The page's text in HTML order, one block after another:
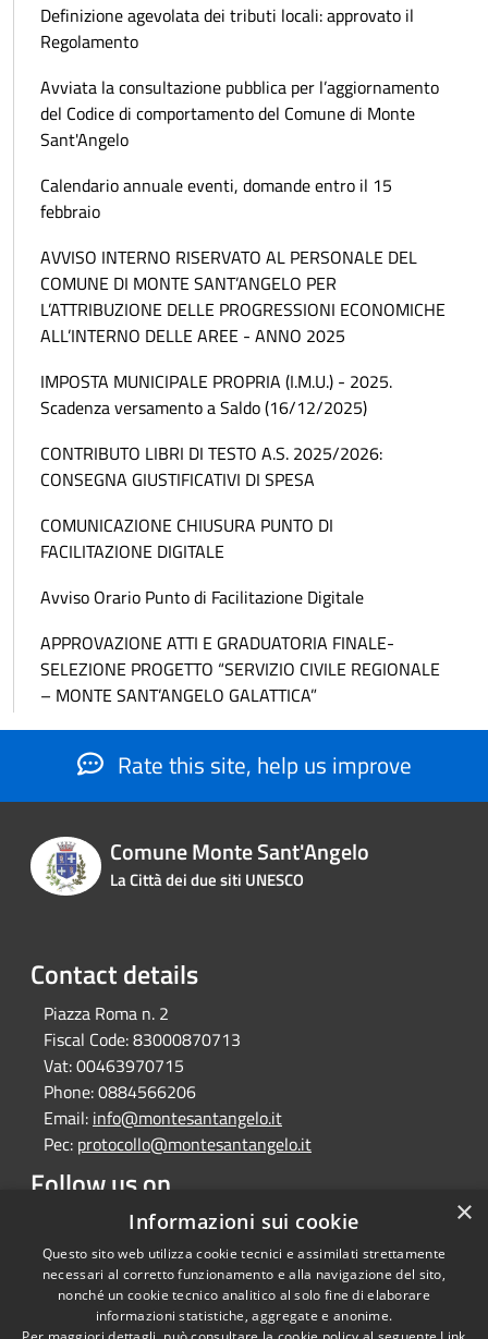
Definizione agevolata dei tributi locali: approvato il
Regolamento
Avviata la consultazione pubblica per l’aggiornamento
del Codice di comportamento del Comune di Monte
Sant'Angelo
Calendario annuale eventi, domande entro il 15
febbraio
AVVISO INTERNO RISERVATO AL PERSONALE DEL
COMUNE DI MONTE SANT’ANGELO PER
L’ATTRIBUZIONE DELLE PROGRESSIONI ECONOMICHE
ALL’INTERNO DELLE AREE - ANNO 2025
IMPOSTA MUNICIPALE PROPRIA (I.M.U.) - 2025.
Scadenza versamento a Saldo (16/12/2025)
CONTRIBUTO LIBRI DI TESTO A.S. 2025/2026:
CONSEGNA GIUSTIFICATIVI DI SPESA
COMUNICAZIONE CHIUSURA PUNTO DI
FACILITAZIONE DIGITALE
Avviso Orario Punto di Facilitazione Digitale
APPROVAZIONE ATTI E GRADUATORIA FINALE-
SELEZIONE PROGETTO “SERVIZIO CIVILE REGIONALE
– MONTE SANT’ANGELO GALATTICA”
Rate this site, help us improve
Comune Monte Sant'Angelo
La Città dei due siti UNESCO
Contact details
Piazza Roma n. 2
Fiscal Code:83000870713
Vat:00463970715
Phone:0884566206
Email: info@montesantangelo.it
Pec: protocollo@montesantangelo.it
Follow us on
FacebookYoutubeInstagramTelegramWhatsapp
RSS Copyright © 2026 • Comune
×
Informazioni sui cookie
Questo sito web utilizza cookie tecnici e assimilati strettamente
necessari al corretto funzionamento e alla navigazione del sito,
nonché un cookie tecnico analitico al solo fine di elaborare
informazioni statistiche, aggregate e anonime.